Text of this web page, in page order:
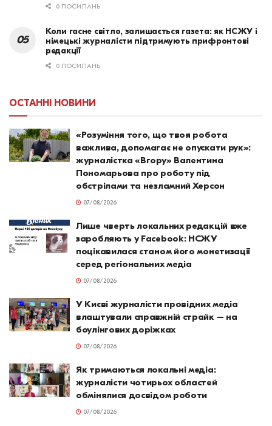
0 ПОСИЛАНЬ
Коли гасне світло, залишається газета: як НСЖУ і
німецькі журналісти підтримують прифронтові
редакції
0 ПОСИЛАНЬ
ОСТАННІ НОВИНИ
«Розуміння того, що твоя робота
важлива, допомагає не опускати рук»:
журналістка «Вгору» Валентина
Пономарьова про роботу під
обстрілами та незламний Херсон
07/08/2026
Лише чверть локальних редакцій вже
заробляють у Facebook: НСЖУ
поцікавилася станом його монетизації
серед регіональних медіа
07/08/2026
У Києві журналісти провідних медіа
влаштували справжній страйк – на
боулінгових доріжках
07/08/2026
Як тримаються локальні медіа:
журналісти чотирьох областей
обмінялися досвідом роботи
07/08/2026